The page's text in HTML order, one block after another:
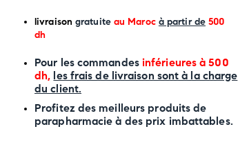
livraison gratuiteau Maroc à partir de500
dh
Pour les commandes inférieures à 500
dh, les frais de livraison sont à la charge
du client.
Profitez des meilleurs produits de
parapharmacie à des prix imbattables.